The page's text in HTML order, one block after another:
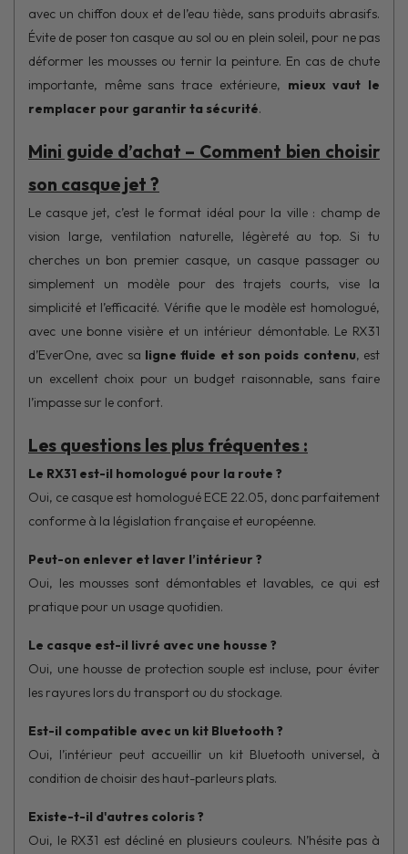
avec un chiffon doux et de l’eau tiède, sans produits abrasifs.
Évite de poser ton casque au sol ou en plein soleil, pour ne pas
déformer les mousses ou ternir la peinture. En cas de chute
importante, même sans trace extérieure, mieux vaut le
remplacer pour garantir ta sécurité.
Mini guide d’achat – Comment bien choisir
son casque jet ?
Le casque jet, c’est le format idéal pour la ville : champ de
vision large, ventilation naturelle, légèreté au top. Si tu
cherches un bon premier casque, un casque passager ou
simplement un modèle pour des trajets courts, vise la
simplicité et l’efficacité. Vérifie que le modèle est homologué,
avec une bonne visière et un intérieur démontable. Le RX31
d’EverOne, avec sa ligne fluide et son poids contenu, est
un excellent choix pour un budget raisonnable, sans faire
l’impasse sur le confort.
Les questions les plus fréquentes :
Le RX31 est-il homologué pour la route ?
Oui, ce casque est homologué ECE 22.05, donc parfaitement
conforme à la législation française et européenne.
Peut-on enlever et laver l’intérieur ?
Oui, les mousses sont démontables et lavables, ce qui est
pratique pour un usage quotidien.
Le casque est-il livré avec une housse ?
Oui, une housse de protection souple est incluse, pour éviter
les rayures lors du transport ou du stockage.
Est-il compatible avec un kit Bluetooth ?
Oui, l’intérieur peut accueillir un kit Bluetooth universel, à
condition de choisir des haut-parleurs plats.
Existe-t-il d'autres coloris ?
Oui, le RX31 est décliné en plusieurs couleurs. N’hésite pas à